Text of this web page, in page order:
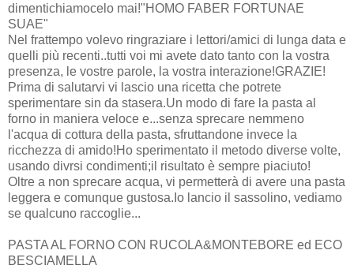
dimentichiamocelo mai!"HOMO FABER FORTUNAE
SUAE"
Nel frattempo volevo ringraziare i lettori/amici di lunga data e
quelli più recenti..tutti voi mi avete dato tanto con la vostra
presenza, le vostre parole, la vostra interazione!GRAZIE!
Prima di salutarvi vi lascio una ricetta che potrete
sperimentare sin da stasera.Un modo di fare la pasta al
forno in maniera veloce e...senza sprecare nemmeno
l'acqua di cottura della pasta, sfruttandone invece la
ricchezza di amido!Ho sperimentato il metodo diverse volte,
usando divrsi condimenti;il risultato è sempre piaciuto!
Oltre a non sprecare acqua, vi permetterà di avere una pasta
leggera e comunque gustosa.Io lancio il sassolino, vediamo
se qualcuno raccoglie...
PASTA AL FORNO CON RUCOLA&MONTEBORE ed ECO
BESCIAMELLA